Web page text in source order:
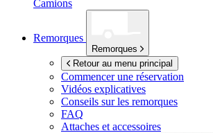
Camions
Remorques
Remorques
Retour au menu principal
Commencer une réservation
Vidéos explicatives
Conseils sur les remorques
FAQ
Attaches et accessoires